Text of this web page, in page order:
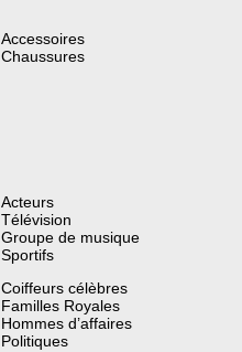
Accessoires
Chaussures
Acteurs
Télévision
Groupe de musique
Sportifs
Coiffeurs célèbres
Familles Royales
Hommes d’affaires
Politiques